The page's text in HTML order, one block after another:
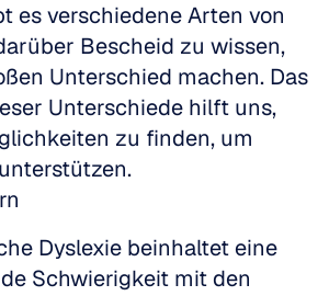
es verschiedene Arten von
Bescheid zu wissen,
Unterschied machen. Das
Unterschiede hilft uns,
zu finden, um
Dyslexie beinhaltet eine
Schwierigkeit mit den